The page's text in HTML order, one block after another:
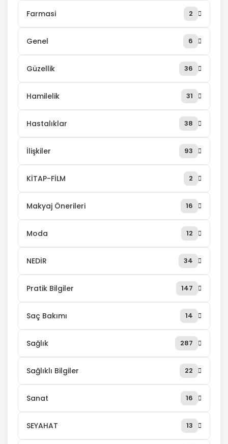
Farmasi 2
Genel 6
Güzellik 36
Hamilelik 31
Hastalıklar 38
İlişkiler 93
KİTAP-FİLM 2
Makyaj Önerileri 16
Moda 12
NEDİR 34
Pratik Bilgiler 147
Saç Bakımı 14
Sağlık 287
Sağlıklı Bilgiler 22
Sanat 16
SEYAHAT 13